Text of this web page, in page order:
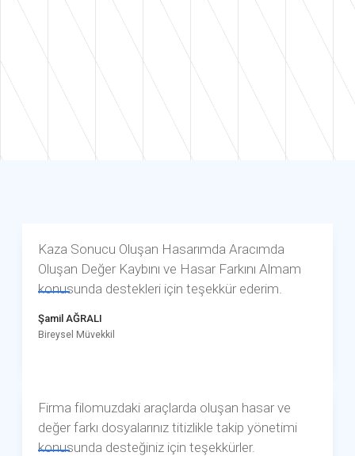
Kaza Sonucu Oluşan Hasarımda Aracımda
Oluşan Değer Kaybını ve Hasar Farkını Almam
konusunda destekleri için teşekkür ederim.
Şamil AĞRALI
Bireysel Müvekkil
Firma filomuzdaki araçlarda oluşan hasar ve
değer farkı dosyalarınız titizlikle takip yönetimi
konusunda desteğiniz için teşekkürler.